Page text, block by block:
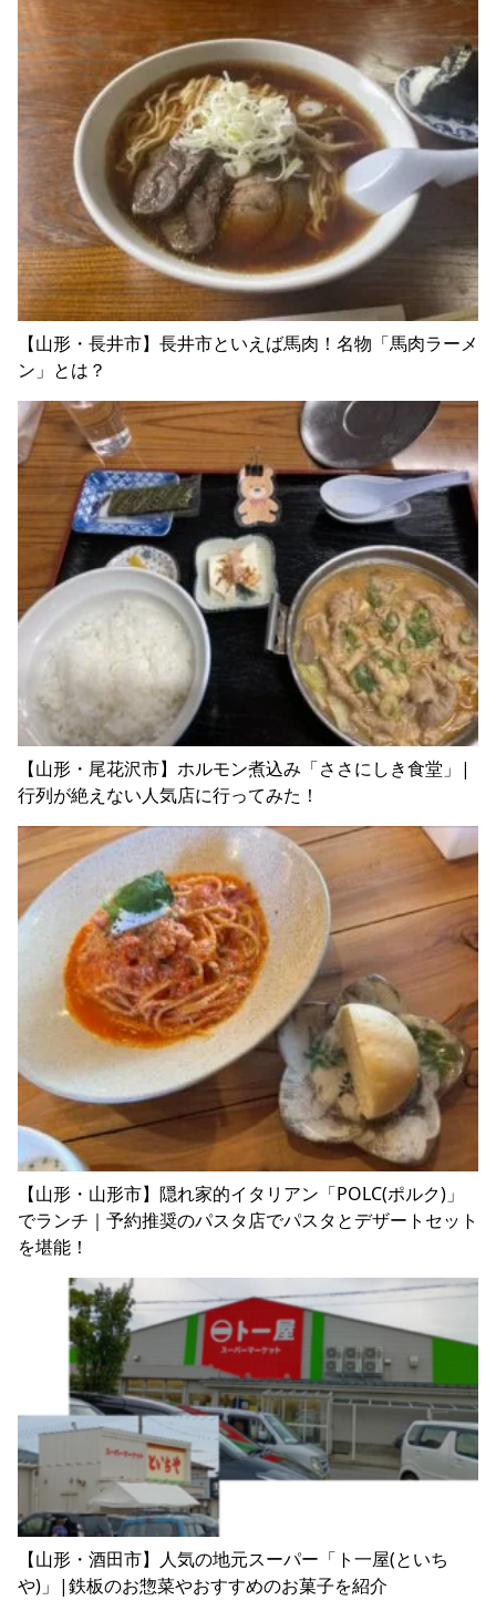
【山形・長井市】長井市といえば馬肉！名物「馬肉ラーメ
ン」とは？
【山形・尾花沢市】ホルモン煮込み「ささにしき食堂」|
行列が絶えない人気店に行ってみた！
【山形・山形市】隠れ家的イタリアン「POLC(ポルク)」
でランチ｜予約推奨のパスタ店でパスタとデザートセット
を堪能！
【山形・酒田市】人気の地元スーパー「ト一屋(といち
や)」|鉄板のお惣菜やおすすめのお菓子を紹介